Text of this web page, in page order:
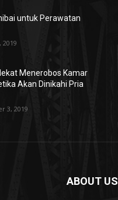
untuk Perawatan
2019
Menerobos Kamar
Akan Dinikahi Pria
3, 2019
ABOUT US